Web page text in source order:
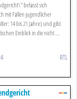
befasst sich
mit Fällen jugendlicher
14 bis 21 Jahre) und gibt
Einblick in die nicht ...
RTL